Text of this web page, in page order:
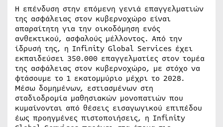
Η επένδυση στην επόμενη γενιά επαγγελματιών
της ασφάλειας στον κυβερνοχώρο είναι
απαραίτητη για την οικοδόμηση ενός
ανθεκτικού, ασφαλούς μέλλοντος. Από την
ίδρυσή της, η Infinity Global Services έχει
εκπαιδεύσει 350.000 επαγγελματίες στον τομέα
της ασφάλειας στον κυβερνοχώρο, με στόχο να
φτάσουμε το 1 εκατομμύριο μέχρι το 2028.
Μέσω δομημένων, εστιασμένων στη
σταδιοδρομία μαθησιακών μονοπατιών που
κυμαίνονται από θέσεις εισαγωγικού επιπέδου
έως προηγμένες πιστοποιήσεις, η Infinity